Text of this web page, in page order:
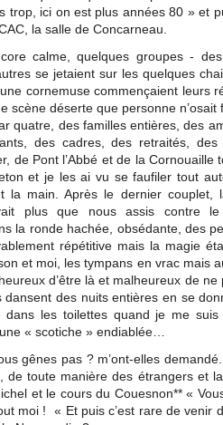
trop, ici on est plus années 80 » et
la salle de Concarneau.
calme, quelques groupes -
se jetaient sur les quelques
cornemuse commençaient leurs
scène déserte que personne
quatre, des familles entières, des
des cadres, des retraités,
de Pont l’Abbé et de la Cornouaille
et je les ai vu se faufiler tout
la main. Après le dernier couplet,
plus que nous assis contre le
la ronde hachée, obsédante, des
répétitive mais la magie
et moi, les tympans en vrac mais
d’être là et malheureux de
des nuits entières en se
dans les toilettes quand je me
« scotiche » endiablée…
gênes pas ? m’ont-elles
de toute manière des étrangers et
et le cours du Couesnon** «
moi ! « Et puis c’est rare de venir